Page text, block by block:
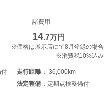
諸費用
14.7万円
※価格は展示店にて8月登録の場合
※消費税10%込み
走行距離
36,000km
法定整備
定期点検整備付